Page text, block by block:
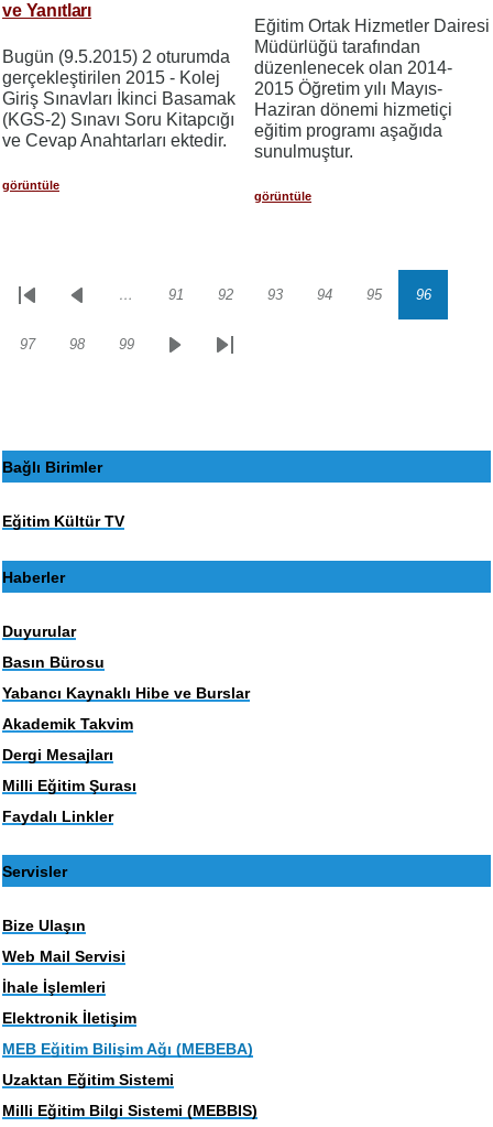
ve Yanıtları
Bugün (9.5.2015) 2 oturumda
gerçekleştirilen 2015 - Kolej
Giriş Sınavları İkinci Basamak
(KGS-2) Sınavı Soru Kitapcığı
ve Cevap Anahtarları ektedir.
görüntüle
Eğitim Ortak Hizmetler Dairesi
Müdürlüğü tarafından
düzenlenecek olan 2014-
2015 Öğretim yılı Mayıs-
Haziran dönemi hizmetiçi
eğitim programı aşağıda
sunulmuştur.
görüntüle
Sayfalama
İlk
Önceki… Sayfa
91 Sayfa
92 Sayfa
93 Sayfa
94 Sayfa
95 Sayfa
96
Sayfa
97 Sayfa
98 Sayfa
99
SonrakiSon
Bağlı Birimler
Eğitim Kültür TV
Haberler
Duyurular
Basın Bürosu
Yabancı Kaynaklı Hibe ve Burslar
Akademik Takvim
Dergi Mesajları
Milli Eğitim Şurası
Faydalı Linkler
Servisler
Bize Ulaşın
Web Mail Servisi
İhale İşlemleri
Elektronik İletişim
MEB Eğitim Bilişim Ağı (MEBEBA)
Uzaktan Eğitim Sistemi
Milli Eğitim Bilgi Sistemi (MEBBIS)